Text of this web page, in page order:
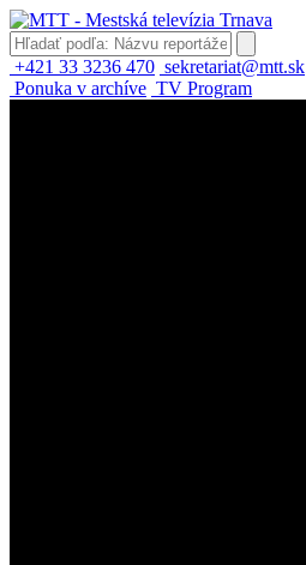
+421 33 3236 470 sekretariat@mtt.sk
Ponuka v archíve TV Program